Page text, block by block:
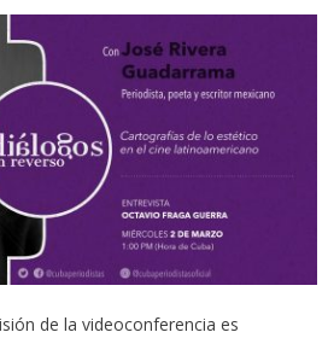
de la videoconferencia es